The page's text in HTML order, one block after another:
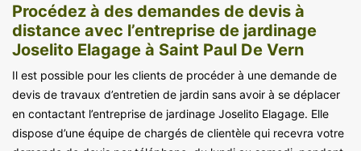
Procédez à des demandes de devis à
distance avec l’entreprise de jardinage
Joselito Elagage à Saint Paul De Vern
Il est possible pour les clients de procéder à une demande de
devis de travaux d’entretien de jardin sans avoir à se déplacer
en contactant l’entreprise de jardinage Joselito Elagage. Elle
dispose d’une équipe de chargés de clientèle qui recevra votre